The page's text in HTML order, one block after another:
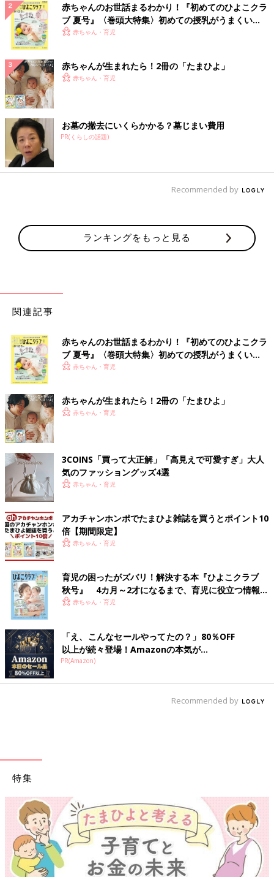
赤ちゃんのお世話まるわかり！『初めてのひよこクラ
ブ 夏号』〈巻頭大特集〉初めての授乳がうまくい
く！ おっぱい・ミルクの基本と夏のトラブル 解決テ
赤ちゃん・育児
赤ちゃんが生まれたら！2冊の「たまひよ」
赤ちゃん・育児
お墓の撤去にいくらかかる？墓じまい費用
PR(くらしの話題)
Recommended by
ランキングをもっと見る
関連記事
赤ちゃんのお世話まるわかり！『初めてのひよこクラ
ブ 夏号』〈巻頭大特集〉初めての授乳がうまくい
く！ おっぱい・ミルクの基本と夏のトラブル 解決テ
赤ちゃん・育児
赤ちゃんが生まれたら！2冊の「たまひよ」
赤ちゃん・育児
3COINS「買って大正解」「高見えで可愛すぎ」大人
気のファッショングッズ4選
赤ちゃん・育児
アカチャンホンポでたまひよ雑誌を買うとポイント10
倍【期間限定】
赤ちゃん・育児
育児の困ったがズバリ！解決する本『ひよこクラブ
秋号』 4カ月～2才になるまで、育児に役立つ情報が
いっぱい！
赤ちゃん・育児
「え、こんなセールやってたの？」80％OFF
以上が続々登場！Amazonの本気が...
PR(Amazon)
Recommended by
特集
【ワクチン接種できるものも】妊婦の感染症対策、知っておいて！